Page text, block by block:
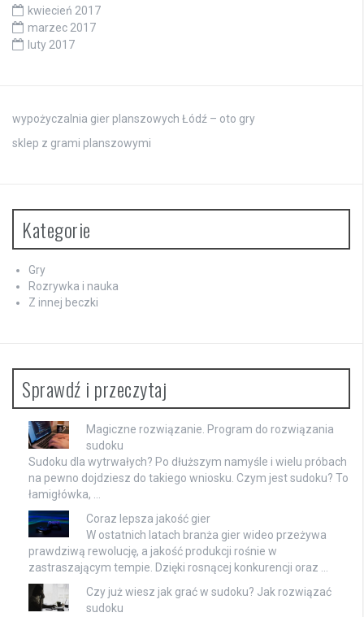
kwiecień 2017
marzec 2017
luty 2017
wypożyczalnia gier planszowych Łódź – oto gry
sklep z grami planszowymi
Kategorie
Gry
Rozrywka i nauka
Z innej beczki
Sprawdź i przeczytaj
Magiczne rozwiązanie. Program do rozwiązania
sudoku
Sudoku dla wytrwałych? Po dłuższym namyśle i wielu próbach
na pewno dojdziesz do takiego wniosku. Czym jest sudoku? To
łamigłówka, …
Coraz lepsza jakość gier
W ostatnich latach branża gier wideo przeżywa
prawdziwą rewolucję, a jakość produkcji rośnie w
zastraszającym tempie. Dzięki rosnącej konkurencji oraz …
Czy już wiesz jak grać w sudoku? Jak rozwiązać
sudoku